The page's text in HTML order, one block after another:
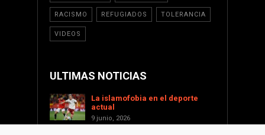
RACISMO REFUGIADOS TOLERANCIA
VIDEOS
ULTIMAS NOTICIAS
La islamofobia en el deporte
actual
9 junio, 2026